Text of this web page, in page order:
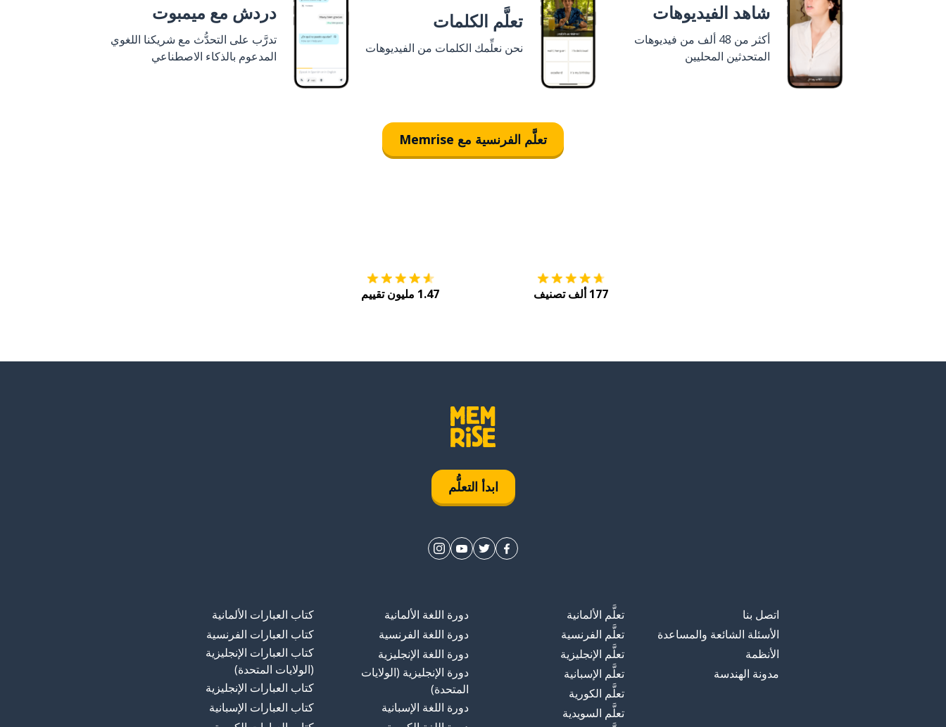
شاهد الفيديوهات
أكثر من 48 ألف من فيديوهات
المتحدثين المحليين
تعلَّم الكلمات
نحن نعلِّمك الكلمات من الفيديوهات
دردش مع ميمبوت
تدرَّب على التحدُّث مع شريكنا اللغوي
المدعوم بالذكاء الاصطناعي
تعلَّم الفرنسية مع Memrise
177 ألف تصنيف 1.47 مليون تقييم
ابدأ التعلُّم
اتصل بنا
الأسئلة الشائعة والمساعدة
الأنظمة
مدونة الهندسة
تعلَّم الألمانية
تعلَّم الفرنسية
تعلَّم الإنجليزية
تعلَّم الإسبانية
تعلَّم الكورية
تعلَّم السويدية
دورة اللغة الألمانية
دورة اللغة الفرنسية
دورة اللغة الإنجليزية
دورة الإنجليزية (الولايات
المتحدة)
دورة اللغة الإسبانية
كتاب العبارات الألمانية
كتاب العبارات الفرنسية
كتاب العبارات الإنجليزية
(الولايات المتحدة)
كتاب العبارات الإنجليزية
كتاب العبارات الإسبانية